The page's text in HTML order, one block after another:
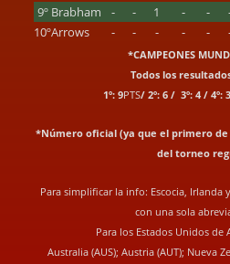
9º Brabham - - 1 - -
10ºArrows - - - - -
*CAMPEONES
Todos los
1º: 9PTS/ 2º: 6 / 3º: 4 / 4º:
*Número oficial (ya que el primero de
del torneo
Para simplificar la info: Escocia, Irlanda
con una sola
Para los Estados Unidos de
Australia (AUS); Austria (AUT); Nueva